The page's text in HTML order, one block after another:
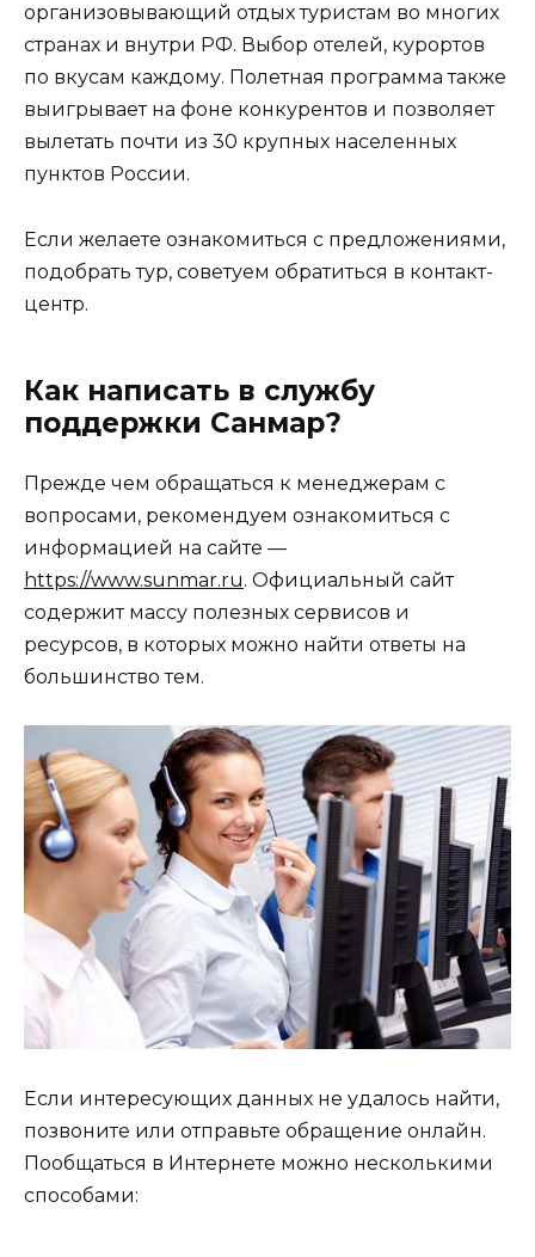
организовывающий отдых туристам во многих
странах и внутри РФ. Выбор отелей, курортов
по вкусам каждому. Полетная программа также
выигрывает на фоне конкурентов и позволяет
вылетать почти из 30 крупных населенных
пунктов России.
Если желаете ознакомиться с предложениями,
подобрать тур, советуем обратиться в контакт-
центр.
Как написать в службу
поддержки Санмар?
Прежде чем обращаться к менеджерам с
вопросами, рекомендуем ознакомиться с
информацией на сайте —
https://www.sunmar.ru. Официальный сайт
содержит массу полезных сервисов и
ресурсов, в которых можно найти ответы на
большинство тем.
Если интересующих данных не удалось найти,
позвоните или отправьте обращение онлайн.
Пообщаться в Интернете можно несколькими
способами: